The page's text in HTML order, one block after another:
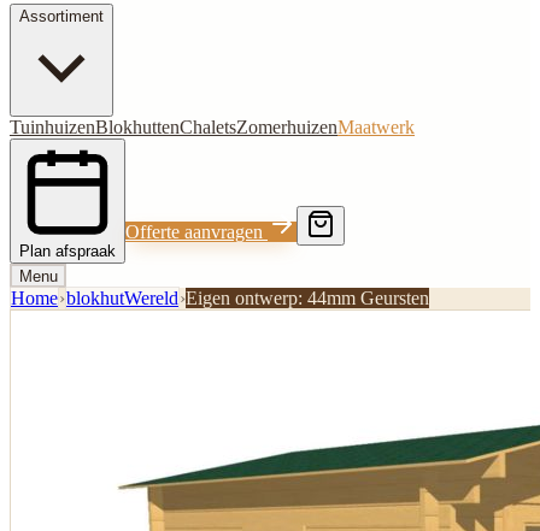
Assortiment
TuinhuizenBlokhuttenChaletsZomerhuizenMaatwerk
Plan afspraak
Offerte aanvragen
Menu
Home›blokhutWereld›Eigen ontwerp: 44mm Geursten